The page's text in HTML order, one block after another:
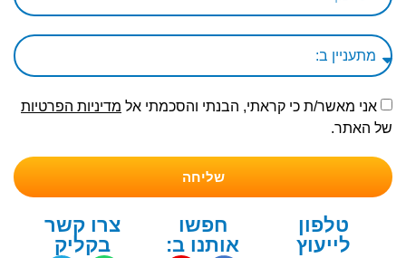
אני מאשר/ת כי קראתי, הבנתי והסכמתי אל מדיניות הפרטיות
של האתר.
שליחה
טלפון
לייעוץ
חפשו
אותנו ב:
צרו קשר
בקליק